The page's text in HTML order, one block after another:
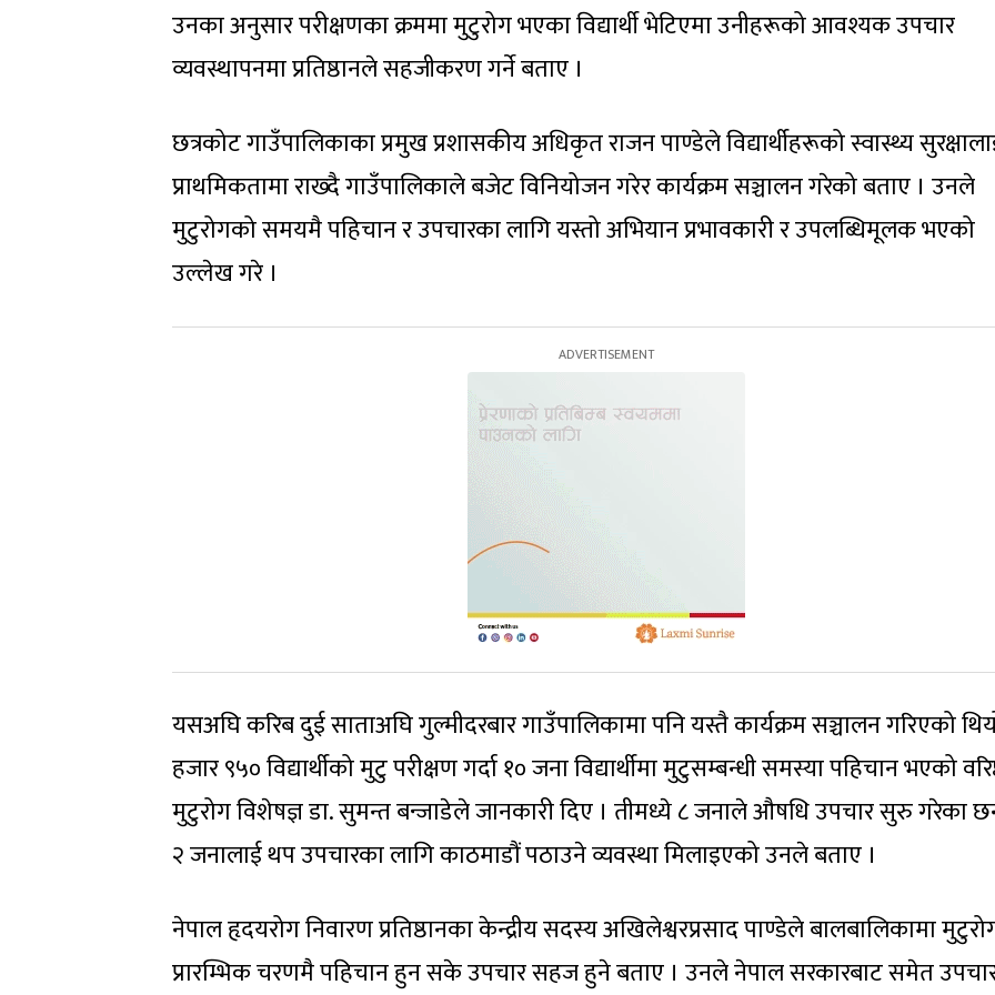
उनका अनुसार परीक्षणका क्रममा मुटुरोग भएका विद्यार्थी भेटिएमा उनीहरूको आवश्यक उपचार
व्यवस्थापनमा प्रतिष्ठानले सहजीकरण गर्ने बताए ।
छत्रकोट गाउँपालिकाका प्रमुख प्रशासकीय अधिकृत राजन पाण्डेले विद्यार्थीहरूको स्वास्थ्य
प्राथमिकतामा राख्दै गाउँपालिकाले बजेट विनियोजन गरेर कार्यक्रम सञ्चालन गरेको बताए । उनले
मुटुरोगको समयमै पहिचान र उपचारका लागि यस्तो अभियान प्रभावकारी र उपलब्धिमूलक भएको
उल्लेख गरे ।
यसअघि करिब दुई साताअघि गुल्मीदरबार गाउँपालिकामा पनि यस्तै कार्यक्रम सञ्चालन गरिएको
हजार ९५० विद्यार्थीको मुटु परीक्षण गर्दा १० जना विद्यार्थीमा मुटुसम्बन्धी समस्या पहिचान भएको
मुटुरोग विशेषज्ञ डा. सुमन्त बन्जाडेले जानकारी दिए । तीमध्ये ८ जनाले औषधि उपचार सुरु गरेका
२ जनालाई थप उपचारका लागि काठमाडौं पठाउने व्यवस्था मिलाइएको उनले बताए ।
नेपाल हृदयरोग निवारण प्रतिष्ठानका केन्द्रीय सदस्य अखिलेश्वरप्रसाद पाण्डेले बालबालिकामा
प्रारम्भिक चरणमै पहिचान हुन सके उपचार सहज हुने बताए । उनले नेपाल सरकारबाट समेत